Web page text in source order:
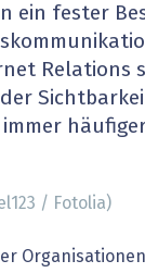
XaaS,
» alle
ein fester
Relations
/ Fotolia)